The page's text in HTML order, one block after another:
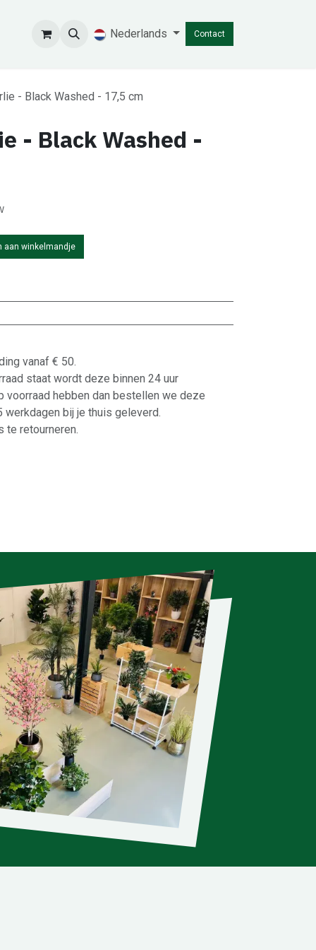
Nederlands Contact
- Black Washed - 17,5 cm
- Black Washed -
aan winkelmandje
vanaf € 50.
staat wordt deze binnen 24 uur
voorraad hebben dan bestellen we deze
werkdagen bij je thuis geleverd.
te retourneren.